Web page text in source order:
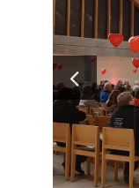
PFARREIEN
KIRCHENMUSIK
KONTAKT